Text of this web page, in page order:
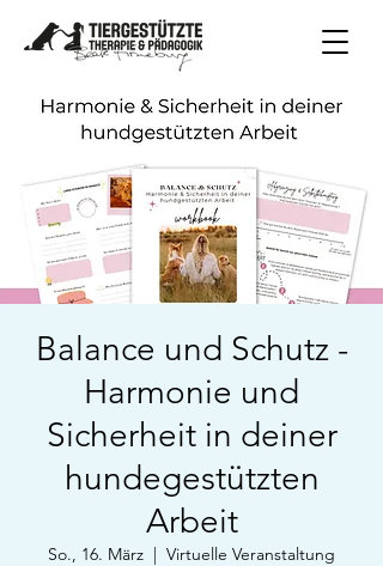
Balance und Schutz -
Harmonie und
Sicherheit in deiner
hundegestützten
Arbeit
So., 16. März
  |
Virtuelle Veranstaltung